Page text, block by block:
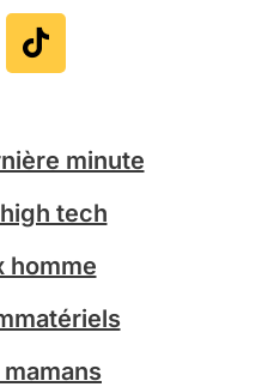
i
k
t
minute
tech
homme